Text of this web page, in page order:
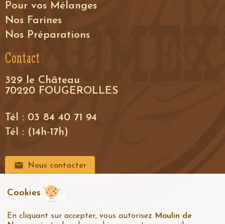
Pour vos Mélanges
Nos Farines
Nos Préparations
Contact
329 le Château
70220 FOUGEROLLES
Tél : 03 84 40 71 94
Tél : (14h-17h)
Nous contacter
Nos horaires
Cookies
En cliquant sur accepter, vous autorisez Moulin de